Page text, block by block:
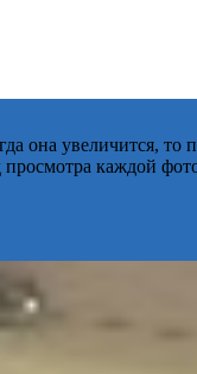
увеличится,
каждой